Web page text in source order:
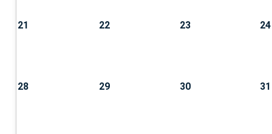
21 22 23 24
28 29 30 31